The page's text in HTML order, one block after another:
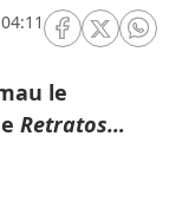
RRSS Facebook
RRSSRRSS
Retratos…